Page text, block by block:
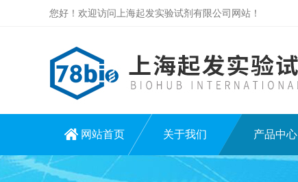
您好！欢迎访问上海起发实验试剂有限公司网站！
网站首页 关于我们 产品中心